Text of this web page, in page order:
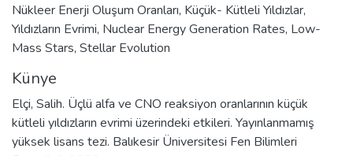
Nükleer Enerji Oluşum Oranları, Küçük- Kütleli Yıldızlar,
Yıldızların Evrimi, Nuclear Energy Generation Rates, Low-
Mass Stars, Stellar Evolution
Künye
Elçi, Salih. Üçlü alfa ve CNO reaksiyon oranlarının küçük
kütleli yıldızların evrimi üzerindeki etkileri. Yayınlanmamış
yüksek lisans tezi. Balıkesir Üniversitesi Fen Bilimleri